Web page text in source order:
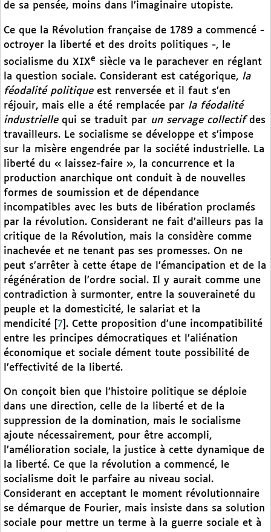
de sa pensée, moins dans l’imaginaire utopiste.
Ce que la Révolution française de 1789 a commencé -
octroyer la liberté et des droits politiques -, le
socialisme du XIXe siècle va le parachever en réglant
la question sociale. Considerant est catégorique, la
féodalité politique est renversée et il faut s’en
réjouir, mais elle a été remplacée par la féodalité
industriellequi se traduit par un servage collectifdes
travailleurs. Le socialisme se développe et s’impose
sur la misère engendrée par la société industrielle. La
liberté du « laissez-faire », la concurrence et la
production anarchique ont conduit à de nouvelles
formes de soumission et de dépendance
incompatibles avec les buts de libération proclamés
par la révolution. Considerant ne fait d’ailleurs pas la
critique de la Révolution, mais la considère comme
inachevée et ne tenant pas ses promesses. On ne
peut s’arrêter à cette étape de l’émancipation et de la
régénération de l’ordre social. Il y aurait comme une
contradiction à surmonter, entre la souveraineté du
peuple et la domesticité, le salariat et la
mendicité
7 . Cette proposition d’une incompatibilité
entre les principes démocratiques et l’aliénation
économique et sociale dément toute possibilité de
l’effectivité de la liberté.
On conçoit bien que l’histoire politique se déploie
dans une direction, celle de la liberté et de la
suppression de la domination, mais le socialisme
ajoute nécessairement, pour être accompli,
l’amélioration sociale, la justice à cette dynamique de
la liberté. Ce que la révolution a commencé, le
socialisme doit le parfaire au niveau social.
Considerant en acceptant le moment révolutionnaire
se démarque de Fourier, mais insiste dans sa solution
sociale pour mettre un terme à la guerre sociale et à